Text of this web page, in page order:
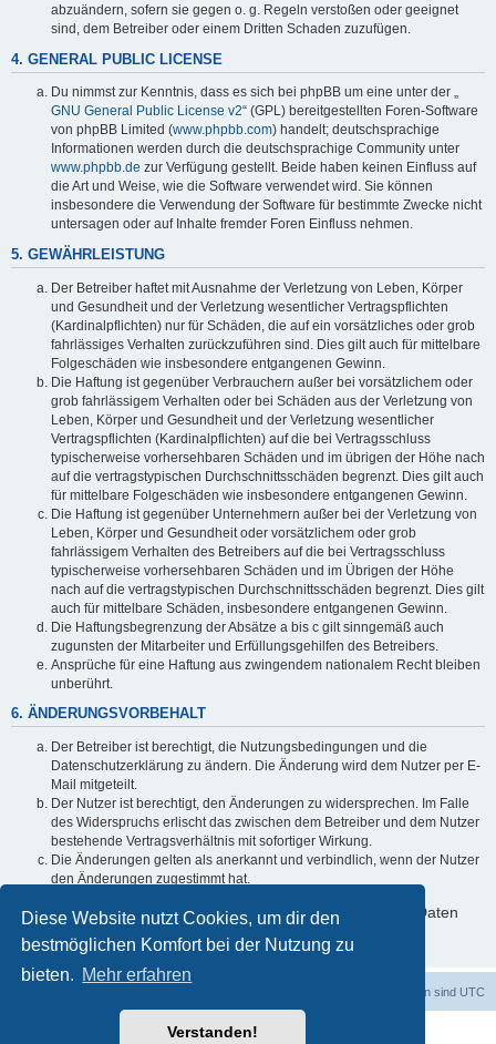
Diese Website nutzt Cookies, um dir den
bestmöglichen Komfort bei der Nutzung zu
bieten. Mehr erfahren
Verstanden!
abzuändern, sofern sie gegen o. g. Regeln verstoßen oder geeignet
sind, dem Betreiber oder einem Dritten Schaden zuzufügen.
4. GENERAL PUBLIC LICENSE
Du nimmst zur Kenntnis, dass es sich bei phpBB um eine unter der „
GNU General Public License v2“ (GPL) bereitgestellten Foren-Software
von phpBB Limited (www.phpbb.com) handelt; deutschsprachige
Informationen werden durch die deutschsprachige Community unter
www.phpbb.de zur Verfügung gestellt. Beide haben keinen Einfluss auf
die Art und Weise, wie die Software verwendet wird. Sie können
insbesondere die Verwendung der Software für bestimmte Zwecke nicht
untersagen oder auf Inhalte fremder Foren Einfluss nehmen.
5. GEWÄHRLEISTUNG
Der Betreiber haftet mit Ausnahme der Verletzung von Leben, Körper
und Gesundheit und der Verletzung wesentlicher Vertragspflichten
(Kardinalpflichten) nur für Schäden, die auf ein vorsätzliches oder grob
fahrlässiges Verhalten zurückzuführen sind. Dies gilt auch für mittelbare
Folgeschäden wie insbesondere entgangenen Gewinn.
Die Haftung ist gegenüber Verbrauchern außer bei vorsätzlichem oder
grob fahrlässigem Verhalten oder bei Schäden aus der Verletzung von
Leben, Körper und Gesundheit und der Verletzung wesentlicher
Vertragspflichten (Kardinalpflichten) auf die bei Vertragsschluss
typischerweise vorhersehbaren Schäden und im übrigen der Höhe nach
auf die vertragstypischen Durchschnittsschäden begrenzt. Dies gilt auch
für mittelbare Folgeschäden wie insbesondere entgangenen Gewinn.
Die Haftung ist gegenüber Unternehmern außer bei der Verletzung von
Leben, Körper und Gesundheit oder vorsätzlichem oder grob
fahrlässigem Verhalten des Betreibers auf die bei Vertragsschluss
typischerweise vorhersehbaren Schäden und im Übrigen der Höhe
nach auf die vertragstypischen Durchschnittsschäden begrenzt. Dies gilt
auch für mittelbare Schäden, insbesondere entgangenen Gewinn.
Die Haftungsbegrenzung der Absätze a bis c gilt sinngemäß auch
zugunsten der Mitarbeiter und Erfüllungsgehilfen des Betreibers.
Ansprüche für eine Haftung aus zwingendem nationalem Recht bleiben
unberührt.
6. ÄNDERUNGSVORBEHALT
Der Betreiber ist berechtigt, die Nutzungsbedingungen und die
Datenschutzerklärung zu ändern. Die Änderung wird dem Nutzer per E-
Mail mitgeteilt.
Der Nutzer ist berechtigt, den Änderungen zu widersprechen. Im Falle
des Widerspruchs erlischt das zwischen dem Betreiber und dem Nutzer
bestehende Vertragsverhältnis mit sofortiger Wirkung.
Die Änderungen gelten als anerkannt und verbindlich, wenn der Nutzer
den Änderungen zugestimmt hat.
Informationen über den Umgang mit deinen persönlichen Daten
sind in der Datenschutzerklärung enthalten.
Alle Zeiten sind UTC
Powered byphpBB® Forum Software © phpBB Limited